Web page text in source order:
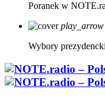
Poranek w
play_arrow
Wybory